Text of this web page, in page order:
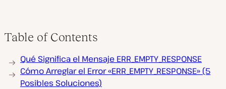
í
d
e
Table of Contents
Qué Significa el Mensaje ERR_EMPTY_RESPONSE
Cómo Arreglar el Error «ERR_EMPTY_RESPONSE» (5
Posibles Soluciones)